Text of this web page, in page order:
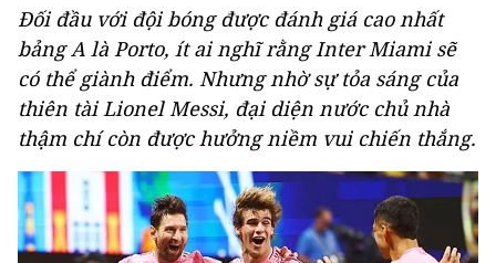
Đối đầu với đội bóng được đánh giá cao nhất
bảng A là Porto, ít ai nghĩ rằng Inter Miami sẽ
có thể giành điểm. Nhưng nhờ sự tỏa sáng của
thiên tài Lionel Messi, đại diện nước chủ nhà
thậm chí còn được hưởng niềm vui chiến thắng.